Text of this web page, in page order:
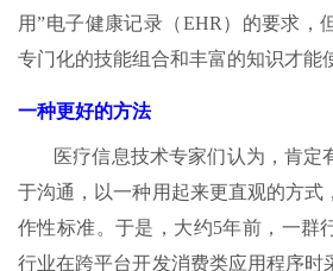
用”电子健康记录（EHR）的要求，
专门化的技能组合和丰富的知识才能
一种更好的方法
医疗信息技术专家们认为，肯定
于沟通，以一种用起来更直观的方式
作性标准。于是，大约5年前，一群
行业在跨平台开发消费类应用程序时